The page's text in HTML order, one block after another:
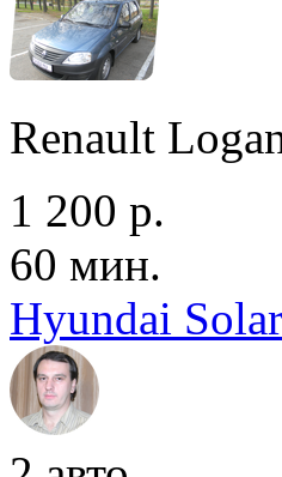
Renault
1 200 р.
60 мин.
Hyundai